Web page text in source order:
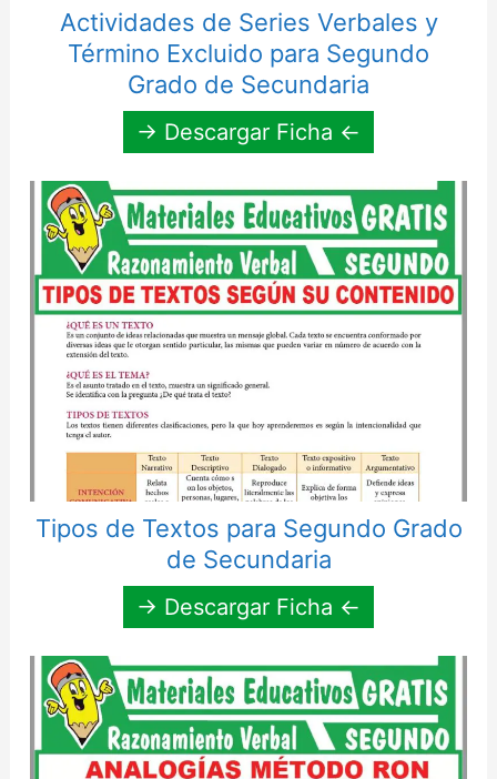
Actividades de Series Verbales y
Término Excluido para Segundo
Grado de Secundaria
→ Descargar Ficha ←
Tipos de Textos para Segundo Grado
de Secundaria
→ Descargar Ficha ←